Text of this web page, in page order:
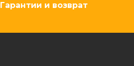
Гарантии и возврат